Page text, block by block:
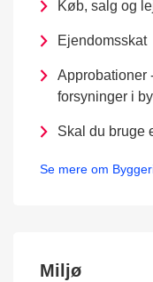
Køb, salg og
Ejendomsskat
Approbationer
forsyninger i
Skal du bruge
Se mere om
Miljø